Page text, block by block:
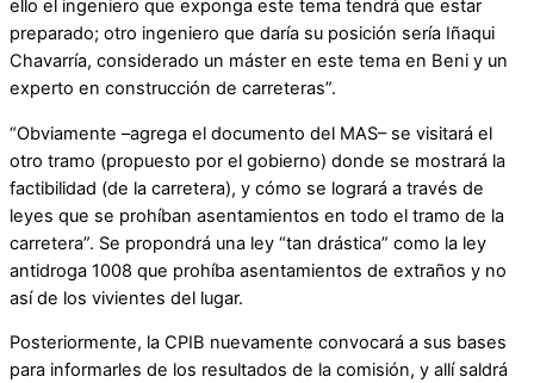
ello el ingeniero que exponga este tema tendrá que estar
preparado; otro ingeniero que daría su posición sería Iñaqui
Chavarría, considerado un máster en este tema en Beni y un
experto en construcción de carreteras”.
“Obviamente –agrega el documento del MAS– se visitará el
otro tramo (propuesto por el gobierno) donde se mostrará la
factibilidad (de la carretera), y cómo se logrará a través de
leyes que se prohíban asentamientos en todo el tramo de la
carretera”. Se propondrá una ley “tan drástica” como la ley
antidroga 1008 que prohíba asentamientos de extraños y no
así de los vivientes del lugar.
Posteriormente, la CPIB nuevamente convocará a sus bases
para informarles de los resultados de la comisión, y allí saldrá